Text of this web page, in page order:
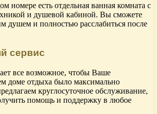
номере есть отдельная ванная комната с
и душевой кабиной. Вы сможете
душем и полностью расслабиться после
сервис
все возможное, чтобы Ваше
доме отдыха было максимально
круглосуточное обслуживание,
помощь и поддержку в любое